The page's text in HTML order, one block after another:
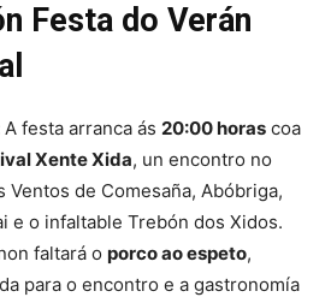
Festa do Verán
A festa arranca ás 20:00 horas coa
Xente Xida, un encontro no
Ventos de Comesaña, Abóbriga,
e o infaltable Trebón dos Xidos.
faltará o porco ao espeto,
para o encontro e a gastronomía